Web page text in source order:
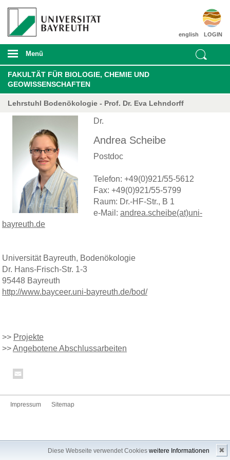
Diese Webseite verwendet Cookies weitere Informationen ✖
LOGIN
english
Menü
FAKULTÄT FÜR BIOLOGIE, CHEMIE UND
GEOWISSENSCHAFTEN
Lehrstuhl Bodenökologie - Prof. Dr. Eva Lehndorff
Dr.
Andrea Scheibe
Postdoc
Telefon: +49(0)921/55-5612
Fax: +49(0)921/55-5799
Raum: Dr.-HF-Str., B 1
e-Mail: andrea.scheibe(at)uni-
bayreuth.de
Universität Bayreuth, Bodenökologie
Dr. Hans-Frisch-Str. 1-3
95448 Bayreuth
http://www.bayceer.uni-bayreuth.de/bod/
>> Projekte
>>Angebotene Abschlussarbeiten
Impressum Sitemap